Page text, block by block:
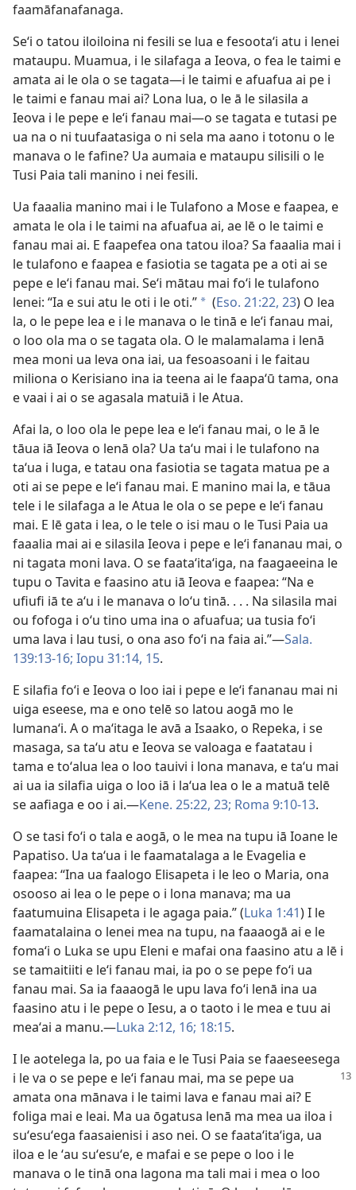
faamāfanafanaga.
Seʻi o tatou iloiloina ni fesili se lua e fesootaʻi atu i lenei
mataupu. Muamua, i le silafaga a Ieova, o fea le taimi e
amata ai le ola o se tagata—i le taimi e afuafua ai pe i
le taimi e fanau mai ai? Lona lua, o le ā le silasila a
Ieova i le pepe e leʻi fanau mai—o se tagata e tutasi pe
ua na o ni tuufaatasiga o ni sela ma aano i totonu o le
manava o le fafine? Ua aumaia e mataupu silisili o le
Tusi Paia tali manino i nei fesili.
Ua faaalia manino mai i le Tulafono a Mose e faapea, e
amata le ola i le taimi na afuafua ai, ae lē o le taimi e
fanau mai ai. E faapefea ona tatou iloa? Sa faaalia mai i
le tulafono e faapea e fasiotia se tagata pe a oti ai se
pepe e leʻi fanau mai. Seʻi mātau mai foʻi le tulafono
lenei: “Ia e sui atu le oti i le oti.” * (Eso. 21:22, 23) O lea
la, o le pepe lea e i le manava o le tinā e leʻi fanau mai,
o loo ola ma o se tagata ola. O le malamalama i lenā
mea moni ua leva ona iai, ua fesoasoani i le faitau
miliona o Kerisiano ina ia teena ai le faapaʻū tama, ona
e vaai i ai o se agasala matuiā i le Atua.
Afai la, o loo ola le pepe lea e leʻi fanau mai, o le ā le
tāua iā Ieova o lenā ola? Ua taʻu mai i le tulafono na
taʻua i luga, e tatau ona fasiotia se tagata matua pe a
oti ai se pepe e leʻi fanau mai. E manino mai la, e tāua
tele i le silafaga a le Atua le ola o se pepe e leʻi fanau
mai. E lē gata i lea, o le tele o isi mau o le Tusi Paia ua
faaalia mai ai e silasila Ieova i pepe e leʻi fananau mai, o
ni tagata moni lava. O se faataʻitaʻiga, na faagaeeina le
tupu o Tavita e faasino atu iā Ieova e faapea: “Na e
ufiufi iā te aʻu i le manava o loʻu tinā. . . . Na silasila mai
ou fofoga i oʻu tino uma ina o afuafua; ua tusia foʻi
uma lava i lau tusi, o ona aso foʻi na faia ai.”—Sala.
139:13-16; Iopu 31:14, 15.
E silafia foʻi e Ieova o loo iai i pepe e leʻi fananau mai ni
uiga eseese, ma e ono telē so latou aogā mo le
lumanaʻi. A o maʻitaga le avā a Isaako, o Repeka, i se
masaga, sa taʻu atu e Ieova se valoaga e faatatau i
tama e toʻalua lea o loo tauivi i lona manava, e taʻu mai
ai ua ia silafia uiga o loo iā i laʻua lea o le a matuā telē
se aafiaga e oo i ai.—Kene. 25:22, 23; Roma 9:10-13.
O se tasi foʻi o tala e aogā, o le mea na tupu iā Ioane le
Papatiso. Ua taʻua i le faamatalaga a le Evagelia e
faapea: “Ina ua faalogo Elisapeta i le leo o Maria, ona
osooso ai lea o le pepe o i lona manava; ma ua
faatumuina Elisapeta i le agaga paia.” (Luka 1:41) I le
faamatalaina o lenei mea na tupu, na faaaogā ai e le
fomaʻi o Luka se upu Eleni e mafai ona faasino atu a lē i
se tamaitiiti e leʻi fanau mai, ia po o se pepe foʻi ua
fanau mai. Sa ia faaaogā le upu lava foʻi lenā ina ua
faasino atu i le pepe o Iesu, a o taoto i le mea e tuu ai
meaʻai a manu.—Luka 2:12, 16; 18:15.
I le aotelega la, po ua faia e le Tusi Paia se faaeseesega
i le va o se pepe e leʻi fanau mai, ma se pepe ua
amata ona mānava i le taimi lava e fanau mai ai? E
foliga mai e leai. Ma ua ōgatusa lenā ma mea ua iloa i
suʻesuʻega faasaienisi i aso nei. O se faataʻitaʻiga, ua
iloa e le ʻau suʻesuʻe, e mafai e se pepe o loo i le
manava o le tinā ona lagona ma tali mai i mea o loo